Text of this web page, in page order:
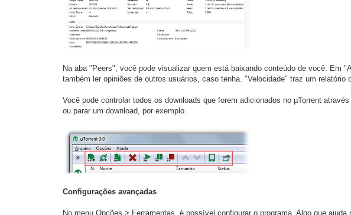
Na aba "Peers", você pode visualizar quem está baixando conteúdo de você. Em
também ler opiniões de outros usuários, caso tenha. "Velocidade" traz um relatório
Você pode controlar todos os downloads que forem adicionados no µTorrent
ou parar um download, por exemplo.
Configurações avançadas
No menu Opções > Ferramentas, é possível configurar o programa. Algo que